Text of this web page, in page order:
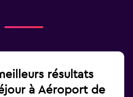
résultats
à Aéroport de